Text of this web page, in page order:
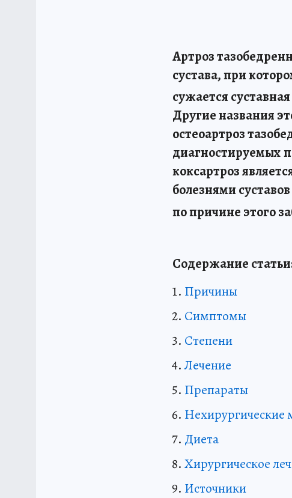
Артроз
сустава, при
сужается
Другие названия
остеоартроз
диагностируемых
коксартроз
болезнями
по причине этого
Содержание
Причины
Симптомы
Степени
Лечение
Препараты
Нехирургические
Диета
Хирургическое
Источники